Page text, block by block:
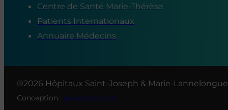
Centre de Santé Marie-Thérèse
Patients Internationaux
Annuaire Médecins
®2026 Hôpitaux Saint-Joseph & Marie-Lannelongue
Conception : givememore.fr